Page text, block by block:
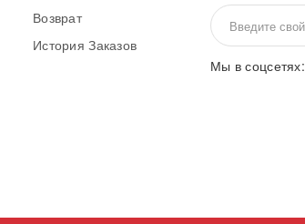
Возврат
История Заказов
Мы в соцсетях: